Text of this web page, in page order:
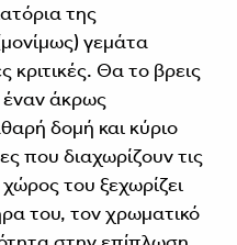
της
γεμάτα
κριτικές. Θα το βρεις
άκρως
δομή και κύριο
που διαχωρίζουν τις
του ξεχω­ρίζει
του, τον χρωματικό